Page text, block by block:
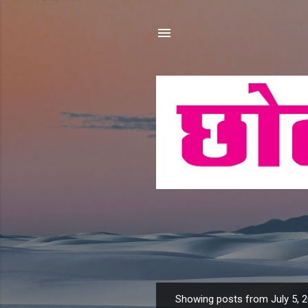
Showing posts from July 5,